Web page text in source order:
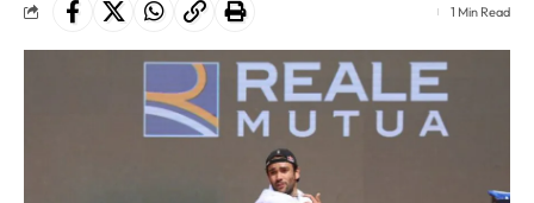
1 Min Read